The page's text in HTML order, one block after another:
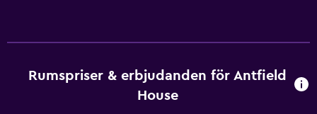
dusch och ett bubbelbad. Det egna badrummet är utrustat
med badkar. På boendet ingår sängkläder och handdukar i
Rumspriser & erbjudanden för Antfield
House